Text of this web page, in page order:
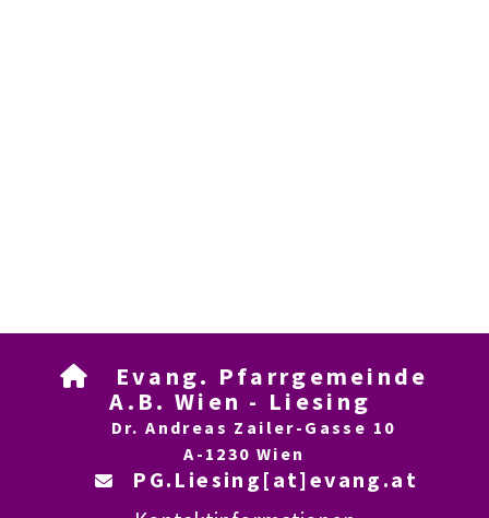

Evang. Pfarrgemeinde
A.B. Wien - Liesing
Dr. Andreas Zailer-Gasse 10
A-1230 Wien
 PG.Liesing[at]evang.at